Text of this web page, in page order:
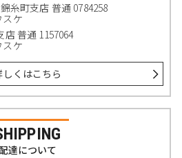
糸町支店 普通 0784258
ケ
普通 1157064
ケ
しくはこちら
達について